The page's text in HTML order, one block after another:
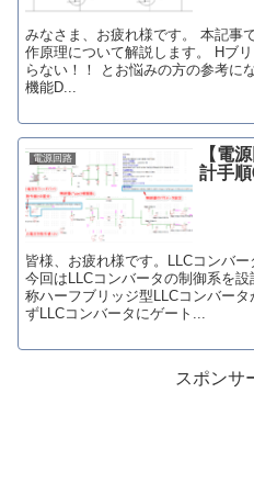
みなさま、お疲れ様です。 本記事
作原理について解説します。 Hブ
らない！！ とお悩みの方の参考に
機能D...
電源回路
【電
計手
皆様、お疲れ様です。LLCコンバー
今回はLLCコンバータの制御系を
称ハーフブリッジ型LLCコンバー
ずLLCコンバータにゲート...
スポンサ